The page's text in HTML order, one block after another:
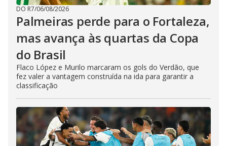
DO R7/06/08/2026
Palmeiras perde para o Fortaleza,
mas avança às quartas da Copa
do Brasil
Flaco López e Murilo marcaram os gols do Verdão, que
fez valer a vantagem construída na ida para garantir a
classificação